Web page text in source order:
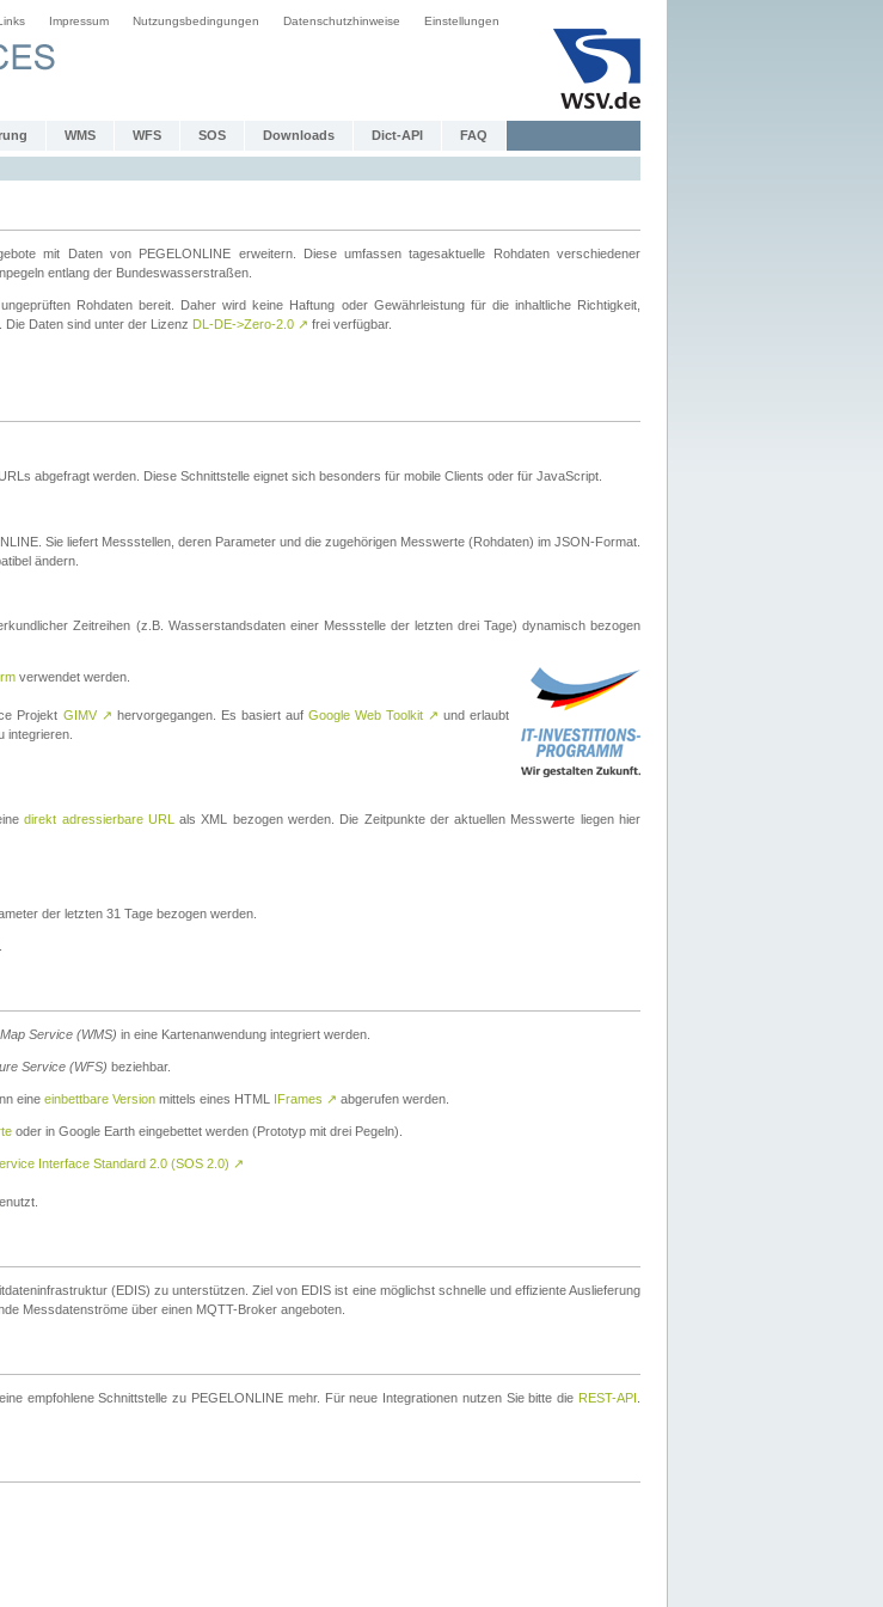
Impressum Nutzungsbedingungen Datenschutzhinweise Einstellungen
WMS WFS SOS Downloads Dict-API FAQ
mit Daten von PEGELONLINE erweitern. Diese umfassen tagesaktuelle Rohdaten verschiedener
entlang der Bundeswasserstraßen.
Rohdaten bereit. Daher wird keine Haftung oder Gewährleistung für die inhaltliche Richtigkeit,
Die Daten sind unter der Lizenz DL-DE->Zero-2.0 ↗ frei verfügbar.
abgefragt werden. Diese Schnittstelle eignet sich besonders für mobile Clients oder für JavaScript.
Sie liefert Messstellen, deren Parameter und die zugehörigen Messwerte (Rohdaten) im JSON-Format.
ändern.
Zeitreihen (z.B. Wasserstandsdaten einer Messstelle der letzten drei Tage) dynamisch bezogen
verwendet werden.
Projekt GIMV ↗ hervorgegangen. Es basiert auf Google Web Toolkit ↗ und erlaubt
integrieren.
direkt adressierbare URL
als XML bezogen werden. Die Zeitpunkte der aktuellen Messwerte liegen hier
der letzten 31 Tage bezogen werden.
Service (WMS) in eine Kartenanwendung integriert werden.
Service (WFS) beziehbar.
eine einbettbare Version mittels eines HTML IFrames ↗ abgerufen werden.
oder in Google Earth eingebettet werden (Prototyp mit drei Pegeln).
Interface Standard 2.0 (SOS 2.0) ↗
(EDIS) zu unterstützen. Ziel von EDIS ist eine möglichst schnelle und effiziente Auslieferung
Messdatenströme über einen MQTT-Broker angeboten.
empfohlene Schnittstelle zu PEGELONLINE mehr. Für neue Integrationen nutzen Sie bitte die REST-API